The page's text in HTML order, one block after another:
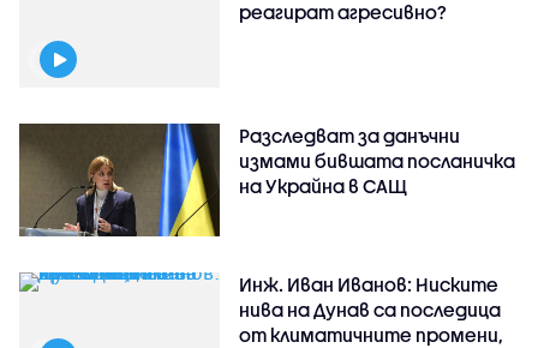
реагират агресивно?
Разследват за данъчни
измами бившата посланичка
на Украйна в САЩ
Инж. Иван Иванов: Ниските
нива на Дунав са последица
от климатичните промени,